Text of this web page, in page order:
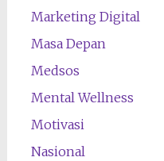
Marketing Digital
Masa Depan
Medsos
Mental Wellness
Motivasi
Nasional